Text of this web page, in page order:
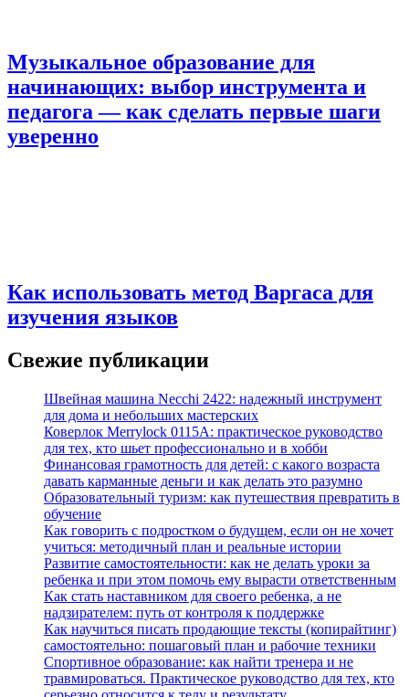
Музыкальное образование для
начинающих: выбор инструмента и
педагога — как сделать первые шаги
уверенно
Как использовать метод Варгаса для
изучения языков
Свежие публикации
Швейная машина Necchi 2422: надежный инструмент
для дома и небольших мастерских
Коверлок Merrylock 0115A: практическое руководство
для тех, кто шьет профессионально и в хобби
Финансовая грамотность для детей: с какого возраста
давать карманные деньги и как делать это разумно
Образовательный туризм: как путешествия превратить в
обучение
Как говорить с подростком о будущем, если он не хочет
учиться: методичный план и реальные истории
Развитие самостоятельности: как не делать уроки за
ребенка и при этом помочь ему вырасти ответственным
Как стать наставником для своего ребенка, а не
надзирателем: путь от контроля к поддержке
Как научиться писать продающие тексты (копирайтинг)
самостоятельно: пошаговый план и рабочие техники
Спортивное образование: как найти тренера и не
травмироваться. Практическое руководство для тех, кто